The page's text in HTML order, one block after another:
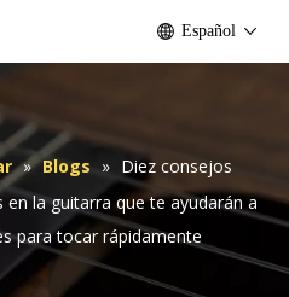
Español
» Blogs » Diez consejos
en la guitarra que te ayudarán a
para tocar rápidamente